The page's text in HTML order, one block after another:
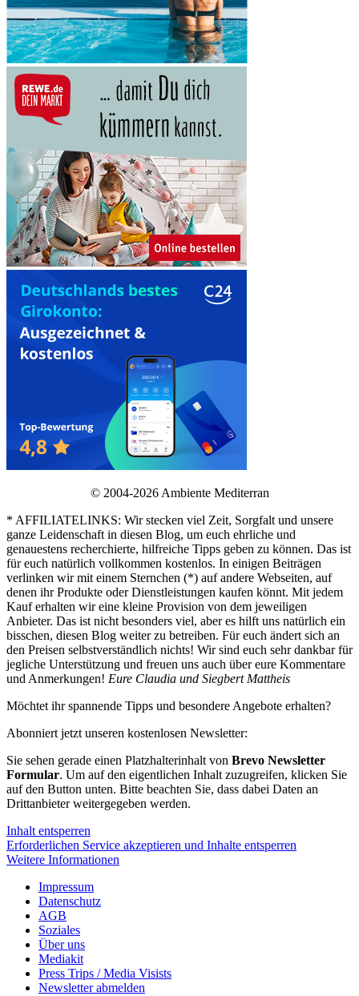
© 2004-2026 Ambiente Mediterran
* AFFILIATELINKS: Wir stecken viel Zeit, Sorgfalt und unsere
ganze Leidenschaft in diesen Blog, um euch ehrliche und
genauestens recherchierte, hilfreiche Tipps geben zu können. Das ist
für euch natürlich vollkommen kostenlos. In einigen Beiträgen
verlinken wir mit einem Sternchen (*) auf andere Webseiten, auf
denen ihr Produkte oder Dienstleistungen kaufen könnt. Mit jedem
Kauf erhalten wir eine kleine Provision von dem jeweiligen
Anbieter. Das ist nicht besonders viel, aber es hilft uns natürlich ein
bisschen, diesen Blog weiter zu betreiben. Für euch ändert sich an
den Preisen selbstverständlich nichts! Wir sind euch sehr dankbar für
jegliche Unterstützung und freuen uns auch über eure Kommentare
und Anmerkungen! Eure Claudia und Siegbert Mattheis
Möchtet ihr spannende Tipps und besondere Angebote erhalten?
Abonniert jetzt unseren kostenlosen Newsletter:
Sie sehen gerade einen Platzhalterinhalt von Brevo Newsletter
Formular. Um auf den eigentlichen Inhalt zuzugreifen, klicken Sie
auf den Button unten. Bitte beachten Sie, dass dabei Daten an
Drittanbieter weitergegeben werden.
Inhalt entsperren
Erforderlichen Service akzeptieren und Inhalte entsperren
Weitere Informationen
Impressum
Datenschutz
AGB
Soziales
Über uns
Mediakit
Press Trips / Media Visists
Newsletter abmelden